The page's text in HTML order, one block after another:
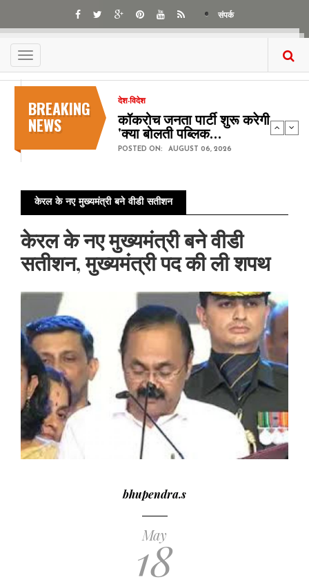
main
content
संपर्क
Toggle
navigation
BREAKING
NEWS
देश-विदेश
कॉकरोच जनता पार्टी शुरू करेगी
'क्या बोलती पब्लिक…
POSTED ON: AUGUST 06, 2026
केरल के नए मुख्यमंत्री बने वीडी सतीशन
केरल के नए मुख्यमंत्री बने वीडी
सतीशन, मुख्यमंत्री पद की ली शपथ
bhupendra.s
May
18